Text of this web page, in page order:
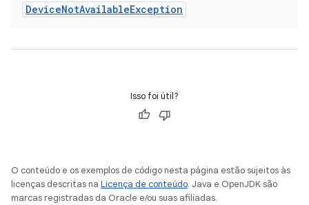
DeviceNotAvailableException
Isso foi útil?
O conteúdo e os exemplos de código nesta página estão sujeitos às
licenças descritas na Licença de conteúdo. Java e OpenJDK são
marcas registradas da Oracle e/ou suas afiliadas.